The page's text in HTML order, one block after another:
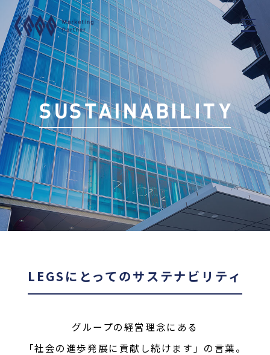
LEGSにとってのサステナビリティ
グループの経営理念にある
「社会の進歩発展に貢献し続けます」の言葉。